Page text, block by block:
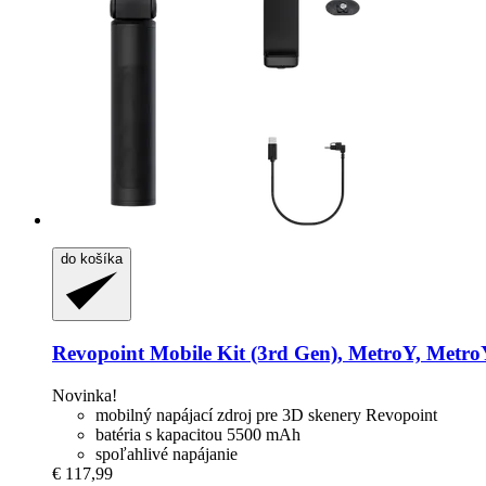
do košíka
Revopoint Mobile Kit (3rd Gen), MetroY,
Novinka!
mobilný napájací zdroj pre 3D skenery Revopoint
batéria s kapacitou 5500 mAh
spoľahlivé napájanie
€ 117,99